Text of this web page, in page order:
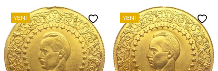
YENI YENI